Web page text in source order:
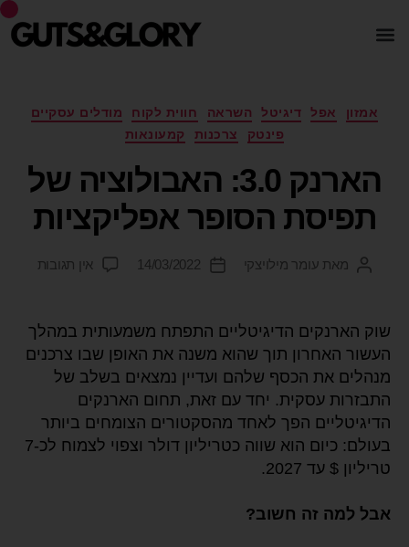
אמזון אפל דיגיטל השראה חווית לקוח
מודלים עסקיים
פינטק
צרכנות קמעונאות
הארנק 3.0: האבולוציה של
תפיסת הסופר אפליקציות
מאת עומר מילויצקי 14/03/2022 אין תגובות
שוק הארנקים הדיגיטליים התפתח משמעותית במהלך
העשור האחרון תוך שהוא משנה את האופן שבו צרכנים
מנהלים את הכסף שלהם ועדיין נמצאים בשלב של
התבזרות עסקית. יחד עם זאת, תחום הארנקים
הדיגיטליים הפך לאחד מהסקטורים הצומחים ביותר
בעולם: כיום הוא שווה כטריליון דולר וצפוי לצמוח לכ-7
טריליון $ עד 2027.
אבל למה זה חשוב?